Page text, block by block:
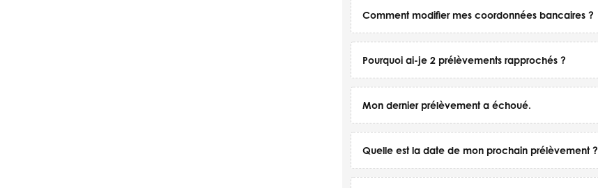
Comment modifier mes coordonnées bancaires ?
Pourquoi ai-je 2 prélèvements rapprochés ?
Mon dernier prélèvement a échoué.
Quelle est la date de mon prochain prélèvement ?